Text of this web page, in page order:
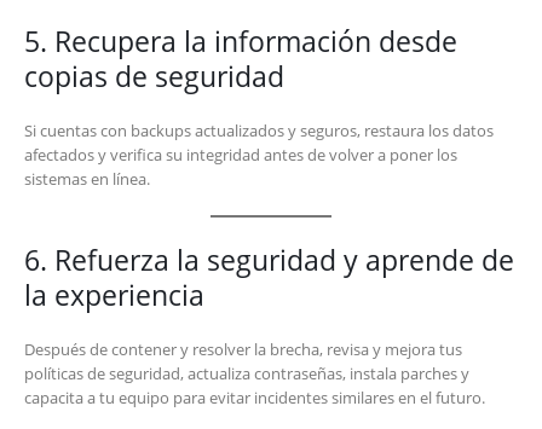
5. Recupera la información desde
copias de seguridad
Si cuentas con backups actualizados y seguros, restaura los datos
afectados y verifica su integridad antes de volver a poner los
sistemas en línea.
6. Refuerza la seguridad y aprende de
la experiencia
Después de contener y resolver la brecha, revisa y mejora tus
políticas de seguridad, actualiza contraseñas, instala parches y
capacita a tu equipo para evitar incidentes similares en el futuro.